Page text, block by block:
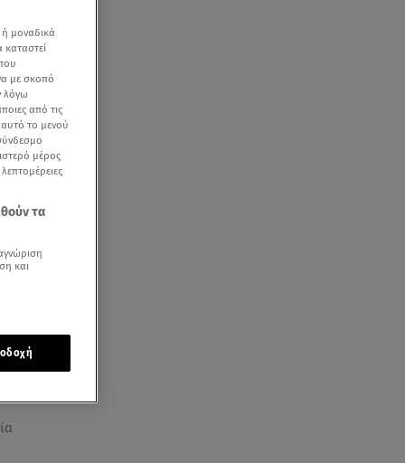
μοναδικά
με σκοπό
λόγω
από τις
αυτό το μενού
μέρος
τα
και